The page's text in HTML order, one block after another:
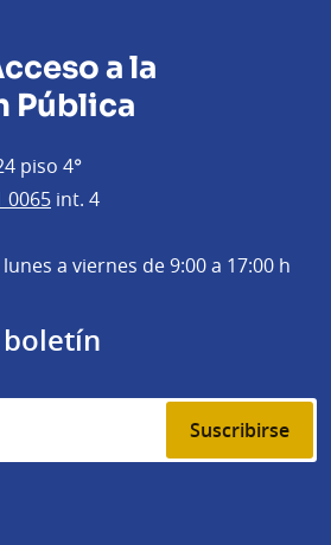
a la
Pública
piso 4°
0065 int. 4
lunes a viernes de 9:00 a 17:00 h
boletín
Suscribirse